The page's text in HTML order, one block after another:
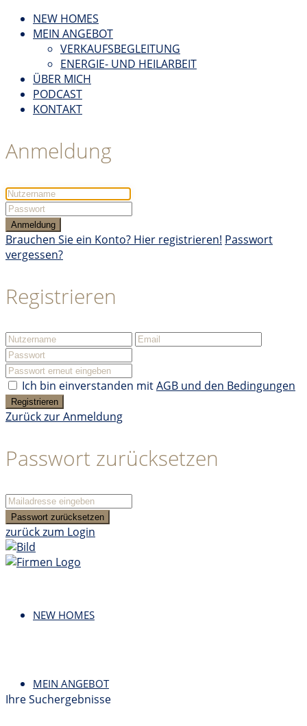
NEW HOMES
MEIN ANGEBOT
VERKAUFSBEGLEITUNG
ENERGIE- UND HEILARBEIT
ÜBER MICH
PODCAST
KONTAKT
Anmeldung
Anmeldung
Brauchen Sie ein Konto? Hier registrieren! Passwort
vergessen?
Registrieren
Ich bin einverstanden mitAGB und den Bedingungen
Registrieren
Zurück zur Anmeldung
Passwort zurücksetzen
Passwort zurücksetzen
zurück zum Login
NEW HOMES
MEIN ANGEBOT
Ihre Suchergebnisse